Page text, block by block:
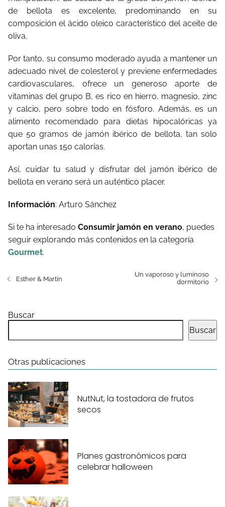
de bellota es excelente, predominando en su
composición el ácido oleico característico del aceite de
oliva.
Por tanto, su consumo moderado ayuda a mantener un
adecuado nivel de colesterol y previene enfermedades
cardiovasculares, ofrece un generoso aporte de
vitaminas del grupo B, es rico en hierro, magnesio, zinc
y calcio, pero sobre todo en fósforo. Además, es un
alimento recomendado para dietas hipocalóricas ya
que 50 gramos de jamón ibérico de bellota, tan solo
aportan unas 150 calorías.
Así, cuidar tu salud y disfrutar del jamón ibérico de
bellota en verano será un auténtico placer.
Información: Arturo Sánchez
Si te ha interesado Consumir jamón en verano, puedes
seguir explorando más contenidos en la categoría
Gourmet.
Esther & Martín
Un vaporoso y luminoso
dormitorio
Buscar
Buscar
Otras publicaciones
NutNut, la tostadora de frutos
secos
Planes gastronómicos para
celebrar halloween